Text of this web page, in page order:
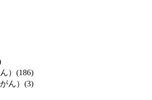
）(186)
ん）(3)